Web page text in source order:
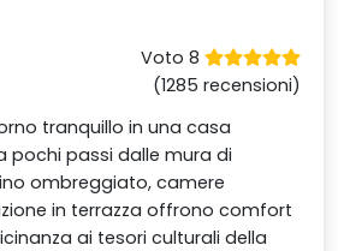
Voto 8
(1285 recensioni)
tranquillo in una casa
pochi passi dalle mura di
ombreggiato, camere
in terrazza offrono comfort
ai tesori culturali della